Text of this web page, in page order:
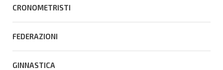
CRONOMETRISTI
FEDERAZIONI
GINNASTICA